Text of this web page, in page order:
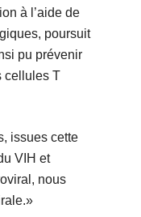
à l’aide de
poursuit
pu prévenir
cellules T
issues cette
VIH et
nous